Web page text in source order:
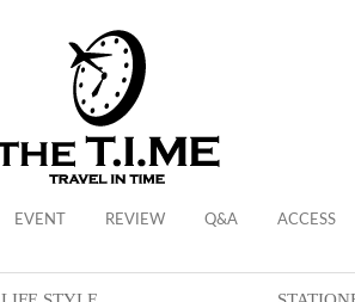
EVENT REVIEW Q&A ACCESS